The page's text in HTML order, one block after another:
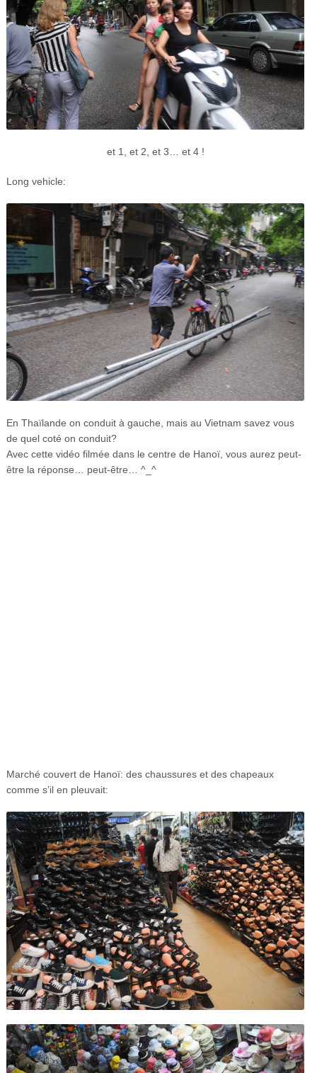
et 1, et 2, et 3… et 4 !
Long vehicle:
En Thaïlande on conduit à gauche, mais au Vietnam savez vous
de quel coté on conduit?
Avec cette vidéo filmée dans le centre de Hanoï, vous aurez peut-
être la réponse… peut-être… ^_^
Marché couvert de Hanoï: des chaussures et des chapeaux
comme s’il en pleuvait: